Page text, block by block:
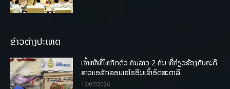
ຂ່າວຕ່າງປະເທດ
ເຈົ້າໜ້າທີ່ໄທກັກຕົວ ຄົນລາວ 2 ຄົນ ທີ່ກ່ຽວຂ້ອງກັບຄະດີ
ສາວແອລັກລອບເຮໂຣອີນເຂົ້າອົດສະຕາລີ
16/07/2026